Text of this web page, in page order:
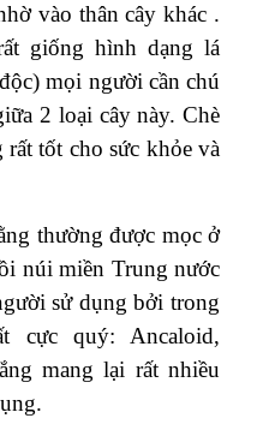
vào thân cây khác .
giống hình dạng lá
mọi người cần chú
2 loại cây này. Chè
tốt cho sức khỏe và
thường được mọc ở
núi miền Trung nước
sử dụng bởi trong
cực quý: Ancaloid,
mang lại rất nhiều